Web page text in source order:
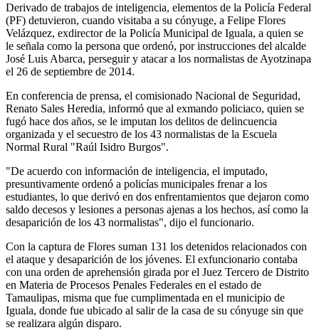
Derivado de trabajos de inteligencia, elementos de la Policía Federal
(PF) detuvieron, cuando visitaba a su cónyuge, a Felipe Flores
Velázquez, exdirector de la Policía Municipal de Iguala, a quien se
le señala como la persona que ordenó, por instrucciones del alcalde
José Luis Abarca, perseguir y atacar a los normalistas de Ayotzinapa
el 26 de septiembre de 2014.
En conferencia de prensa, el comisionado Nacional de Seguridad,
Renato Sales Heredia, informó que al exmando policiaco, quien se
fugó hace dos años, se le imputan los delitos de delincuencia
organizada y el secuestro de los 43 normalistas de la Escuela
Normal Rural "Raúl Isidro Burgos".
"De acuerdo con información de inteligencia, el imputado,
presuntivamente ordenó a policías municipales frenar a los
estudiantes, lo que derivó en dos enfrentamientos que dejaron como
saldo decesos y lesiones a personas ajenas a los hechos, así como la
desaparición de los 43 normalistas", dijo el funcionario.
Con la captura de Flores suman 131 los detenidos relacionados con
el ataque y desaparición de los jóvenes. El exfuncionario contaba
con una orden de aprehensión girada por el Juez Tercero de Distrito
en Materia de Procesos Penales Federales en el estado de
Tamaulipas, misma que fue cumplimentada en el municipio de
Iguala, donde fue ubicado al salir de la casa de su cónyuge sin que
se realizara algún disparo.